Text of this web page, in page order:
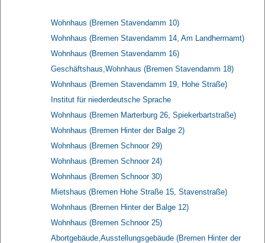
Wohnhaus (Bremen Stavendamm 10)
Wohnhaus (Bremen Stavendamm 14, Am Landherrnamt)
Wohnhaus (Bremen Stavendamm 16)
Geschäftshaus,Wohnhaus (Bremen Stavendamm 18)
Wohnhaus (Bremen Stavendamm 19, Hohe Straße)
Institut für niederdeutsche Sprache
Wohnhaus (Bremen Marterburg 26, Spiekerbartstraße)
Wohnhaus (Bremen Hinter der Balge 2)
Wohnhaus (Bremen Schnoor 29)
Wohnhaus (Bremen Schnoor 24)
Wohnhaus (Bremen Schnoor 30)
Mietshaus (Bremen Hohe Straße 15, Stavenstraße)
Wohnhaus (Bremen Hinter der Balge 12)
Wohnhaus (Bremen Schnoor 25)
Abortgebäude,Ausstellungsgebäude (Bremen Hinter der